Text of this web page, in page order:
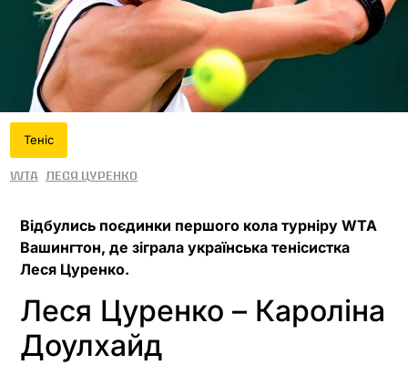
Теніс
WTA Леся Цуренко
Відбулись поєдинки першого кола турніру WTA
Вашингтон, де зіграла українська тенісистка
Леся Цуренко.
Леся Цуренко – Кароліна
Доулхайд